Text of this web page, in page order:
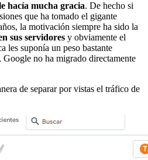
hacía mucha gracia. De hecho si
que ha tomado el gigante
la motivación siempre ha sido la
sus servidores y obviamente el
les suponía un peso bastante
no ha migrado directamente
de separar por vistas el tráfico de